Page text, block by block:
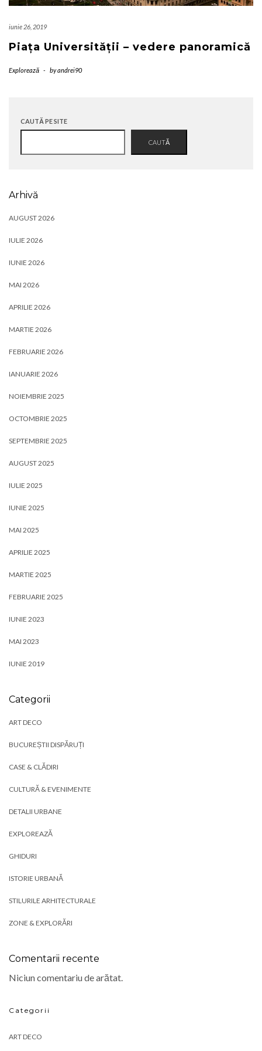
iunie 26, 2019
Piața Universității – vedere panoramică
Explorează - byandrei90
CAUTĂ PE SITE
CAUTĂ
Arhivă
AUGUST 2026
IULIE 2026
IUNIE 2026
MAI 2026
APRILIE 2026
MARTIE 2026
FEBRUARIE 2026
IANUARIE 2026
NOIEMBRIE 2025
OCTOMBRIE 2025
SEPTEMBRIE 2025
AUGUST 2025
IULIE 2025
IUNIE 2025
MAI 2025
APRILIE 2025
MARTIE 2025
FEBRUARIE 2025
IUNIE 2023
MAI 2023
IUNIE 2019
Categorii
ART DECO
BUCUREȘTII DISPĂRUȚI
CASE & CLĂDIRI
CULTURĂ & EVENIMENTE
DETALII URBANE
EXPLOREAZĂ
GHIDURI
ISTORIE URBANĂ
STILURILE ARHITECTURALE
ZONE & EXPLORĂRI
Comentarii recente
Niciun comentariu de arătat.
Categorii
ART DECO